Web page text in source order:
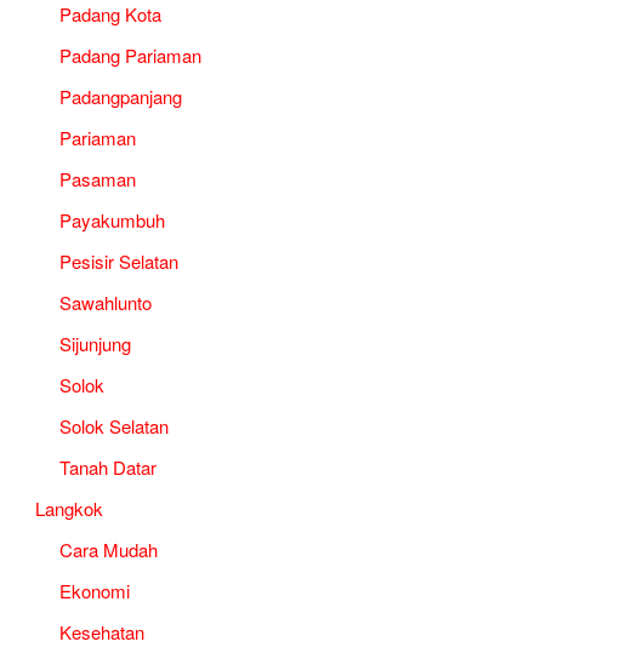
Padang Kota
Padang Pariaman
Padangpanjang
Pariaman
Pasaman
Payakumbuh
Pesisir Selatan
Sawahlunto
Sijunjung
Solok
Solok Selatan
Tanah Datar
Langkok
Cara Mudah
Ekonomi
Kesehatan